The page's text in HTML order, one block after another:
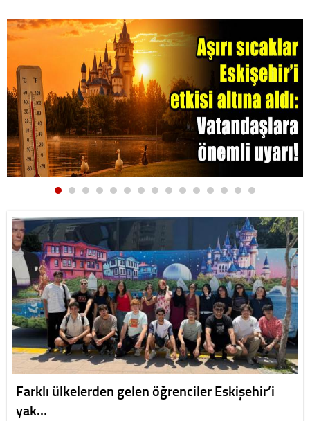
Farklı ülkelerden gelen öğrenciler Eskişehir’i
yak…